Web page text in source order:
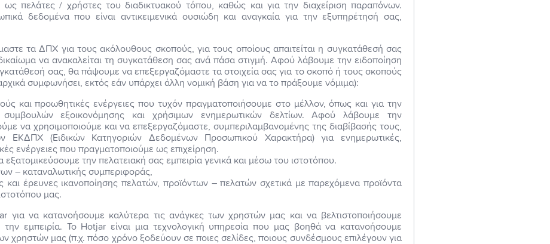
πελάτες / χρήστες του διαδικτυακού τόπου, καθώς και για την διαχείριση παραπόνων.
δεδομένα που είναι αντικειμενικά ουσιώδη και αναγκαία για την εξυπηρέτησή σας,
τα ΔΠΧ για τους ακόλουθους σκοπούς, για τους οποίους απαιτείται η συγκατάθεσή σας
να ανακαλείται τη συγκατάθεση σας ανά πάσα στιγμή. Αφού λάβουμε την ειδοποίηση
σας, θα πάψουμε να επεξεργαζόμαστε τα στοιχεία σας για το σκοπό ή τους σκοπούς
συμφωνήσει, εκτός εάν υπάρχει άλλη νομική βάση για να το πράξουμε νόμιμα):
και προωθητικές ενέργειες που τυχόν πραγματοποιήσουμε στο μέλλον, όπως και για την
εξοικονόμησης και χρήσιμων ενημερωτικών δελτίων. Αφού λάβουμε την
να χρησιμοποιούμε και να επεξεργαζόμαστε, συμπεριλαμβανομένης της διαβίβασής τους,
(Ειδικών Κατηγοριών Δεδομένων Προσωπικού Χαρακτήρα) για ενημερωτικές,
ενέργειες που πραγματοποιούμε ως επιχείρηση.
εξατομικεύσουμε την πελατειακή σας εμπειρία γενικά και μέσω του ιστοτόπου.
– καταναλωτικής συμπεριφοράς,
και έρευνες ικανοποίησης πελατών, προϊόντων – πελατών σχετικά με παρεχόμενα προϊόντα
μας.
για να κατανοήσουμε καλύτερα τις ανάγκες των χρηστών μας και να βελτιστοποιήσουμε
την εμπειρία. Το Hotjar είναι μια τεχνολογική υπηρεσία που μας βοηθά να κατανοήσουμε
χρηστών μας (π.χ. πόσο χρόνο ξοδεύουν σε ποιες σελίδες, ποιους συνδέσμους επιλέγουν για